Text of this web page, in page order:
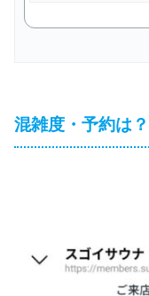
混雑度・予約は？